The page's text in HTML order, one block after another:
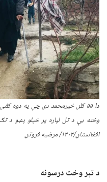
دا۵۵ کلن خیرمحمد دی چې په دوه
وخته یې د تل لپاره پر خپلو پښو د
افغانستان/۱۴۰۳/ مرضیه فروتن
د تېر وخت درسونه